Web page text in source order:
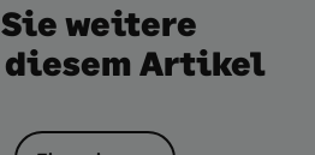
weitere
diesem Artikel